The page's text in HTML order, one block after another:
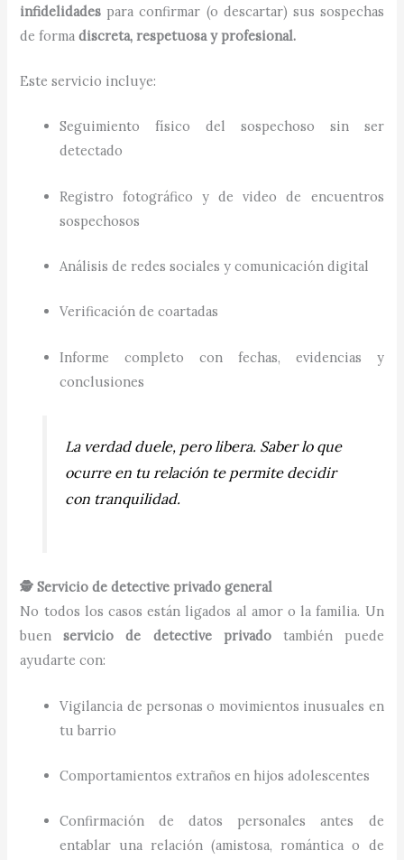
infidelidades para confirmar (o descartar) sus sospechas
de formadiscreta, respetuosa y profesional.
Este servicio incluye:
Seguimiento físico del sospechoso sin ser
detectado
Registro fotográfico y de video de encuentros
sospechosos
Análisis de redes sociales y comunicación digital
Verificación de coartadas
Informe completo con fechas, evidencias y
conclusiones
La verdad duele, pero libera. Saber lo que
ocurre en tu relación te permite decidir
con tranquilidad.
🕵️ Servicio de detective privado general
No todos los casos están ligados al amor o la familia. Un
buenservicio de detective privadotambién puede
ayudarte con:
Vigilancia de personas o movimientos inusuales en
tu barrio
Comportamientos extraños en hijos adolescentes
Confirmación de datos personales antes de
entablar una relación (amistosa, romántica o de